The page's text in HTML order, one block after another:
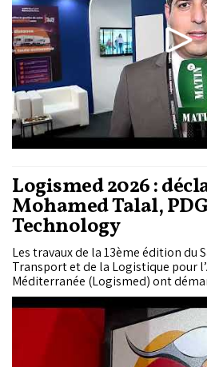
Logismed 2026 :
Mohamed Talal, PDG
Technology
Les travaux de la 13ème édition du
Transport et de la Logistique pour
Méditerranée (Logismed) ont
sous le thème "Un écosystème
connecter les territoires et
l'Espagne comme pays invité